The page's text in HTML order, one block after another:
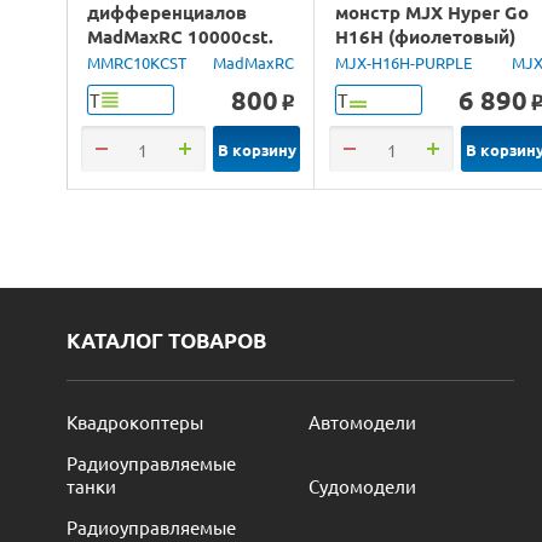
дифференциалов
MadMaxRC 10000cst.
100ml.
MMRC10KCST MadMaxRC
Т 800 o
В корзину
монстр MJX Hyper Go
H16H (фиолетовый)
4WD 2.4G LED GPS
1/16 RTR
MJX-H16H-PURPLE MJX
Т 6 890 o
В
КАТАЛОГ ТОВАРОВ
Квадрокоптеры
Автомодели
Радиоуправляемые
танки
Судомодели
Радиоуправляемые